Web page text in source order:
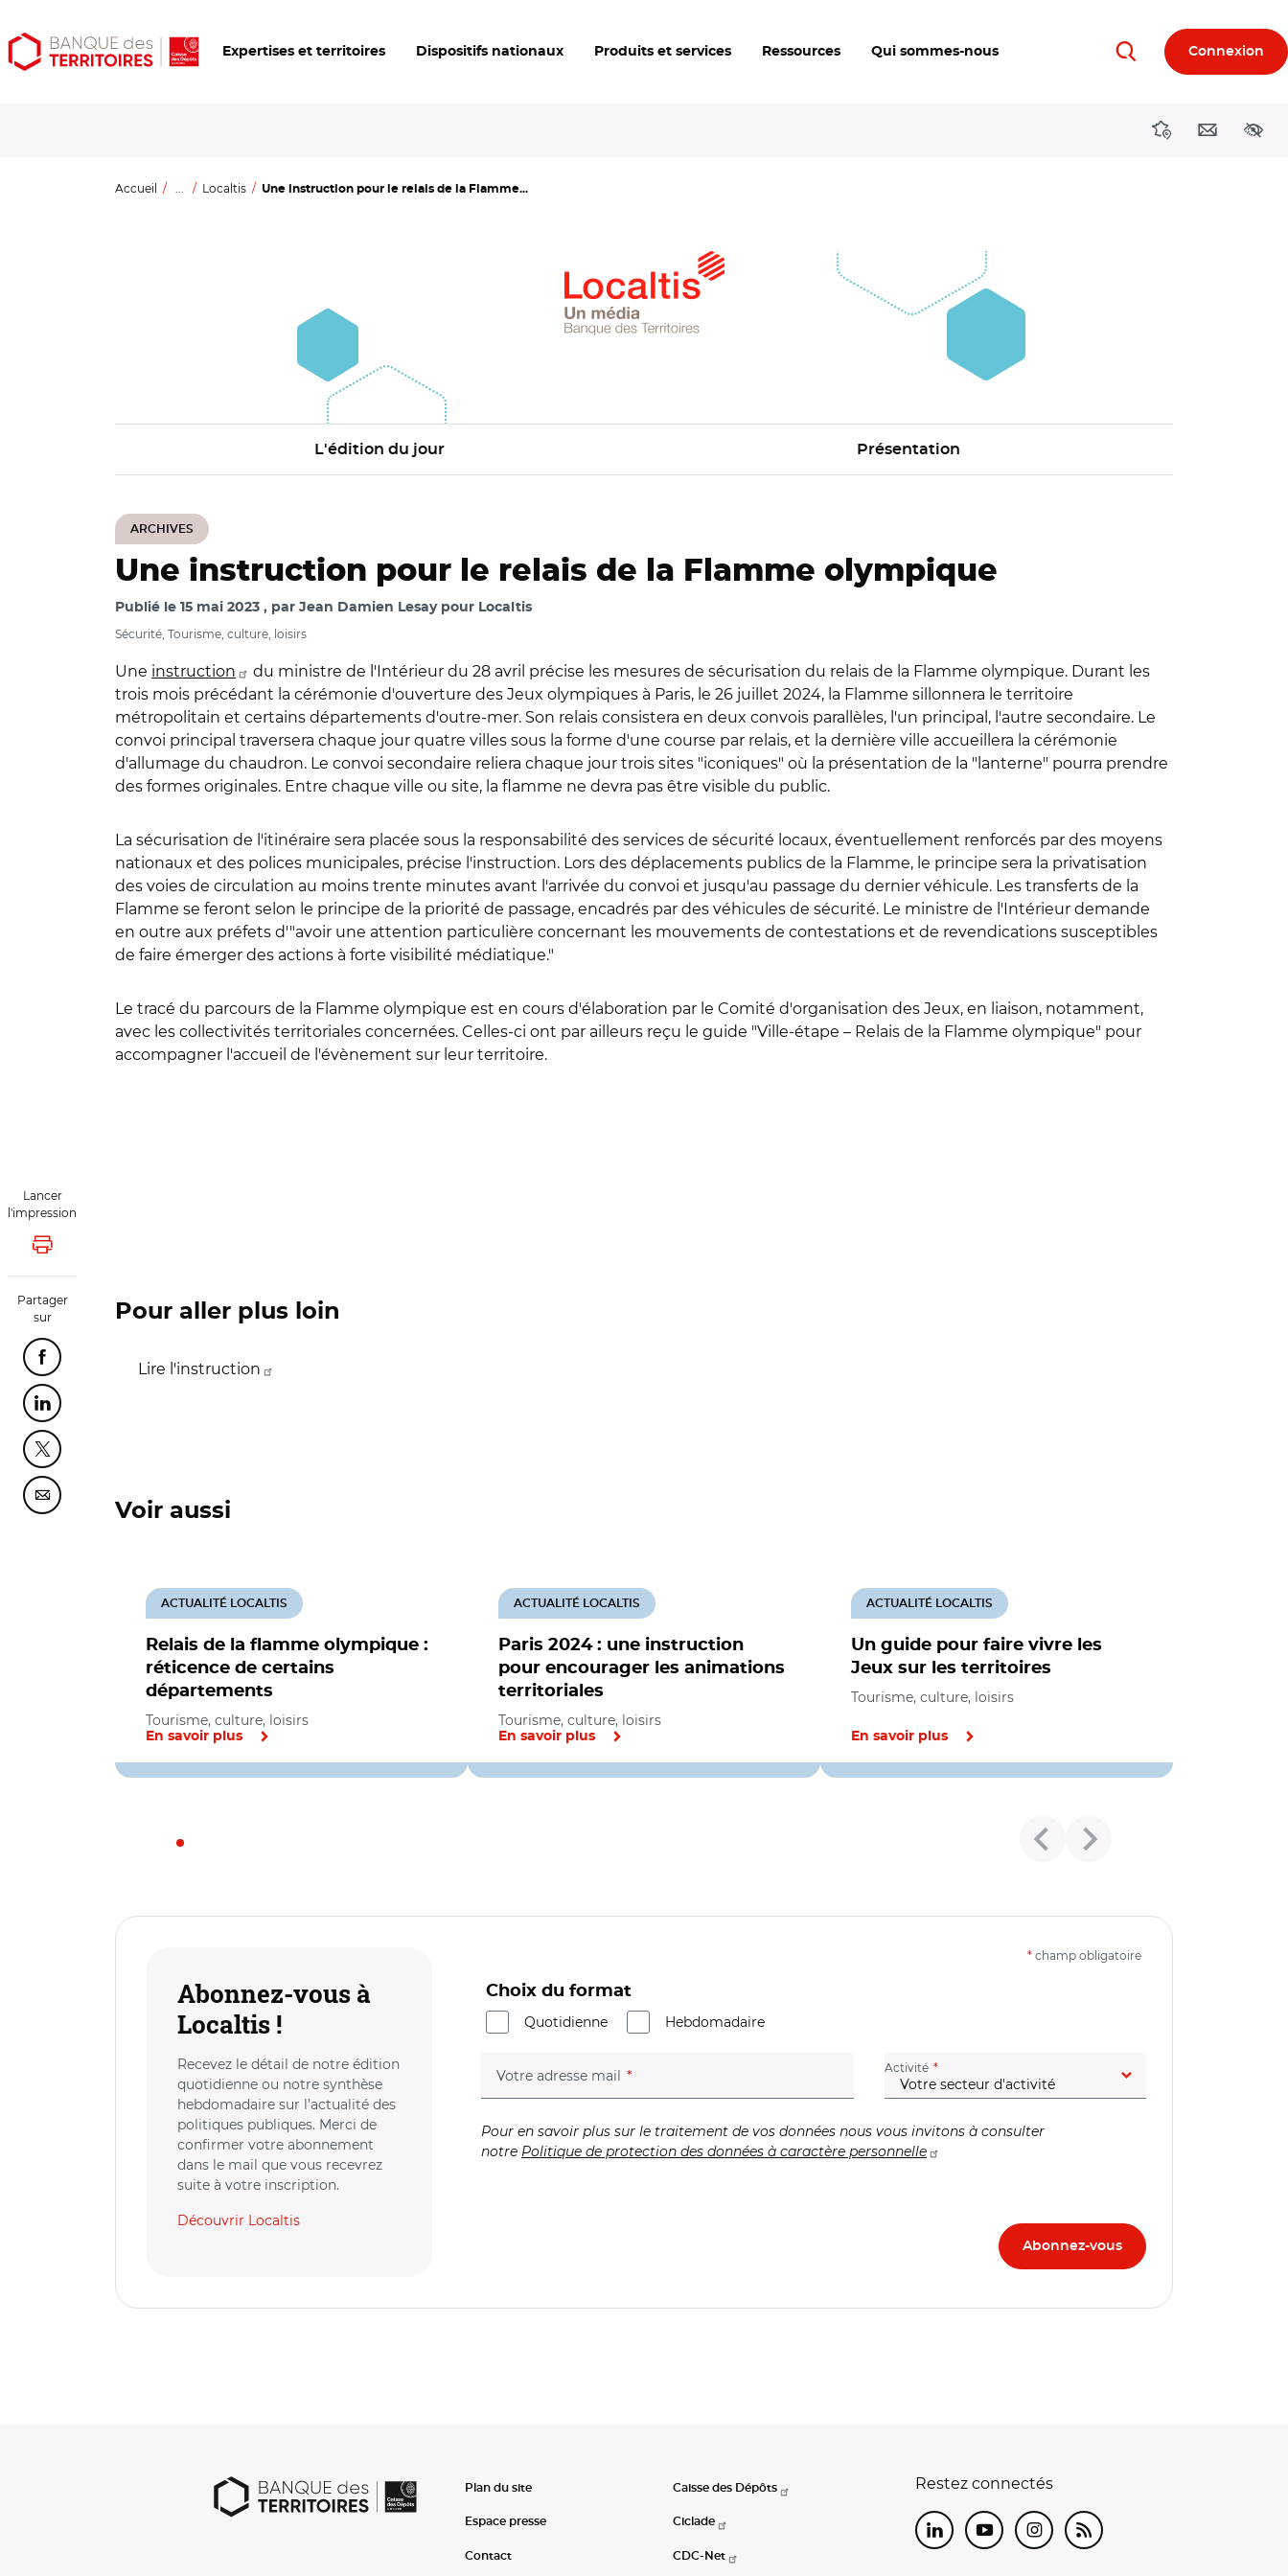
Aller
au
Aller
au
Ouvrir
les
Expertises et territoires Dispositifs nationaux Produits et services Ressources Qui sommes-nous RechercherConnexion
DirectionsContact
Accueil ... Localtis Une instruction pour le relais de la Flamme...
L'édition du jour Présentation
ARCHIVES
Lancer
l'impression
Lancer l'impression
Partager
sur
Partager cette page sur Facebook
Partager cette page sur Linkedin
Partager cette page sur Twitter
Partager cette page sur Courriel
Une instruction pour le relais de la Flamme olympique
Publié le 15 mai 2023 par Jean Damien Lesay pour Localtis
Sécurité, Tourisme, culture, loisirs
Une instruction
du ministre de l'Intérieur du 28 avril précise les mesures de sécurisation du relais de la Flamme olympique. Durant les
trois mois précédant la cérémonie d'ouverture des Jeux olympiques à Paris, le 26 juillet 2024, la Flamme sillonnera le territoire
métropolitain et certains départements d'outre-mer. Son relais consistera en deux convois parallèles, l'un principal, l'autre secondaire. Le
convoi principal traversera chaque jour quatre villes sous la forme d'une course par relais, et la dernière ville accueillera la cérémonie
d'allumage du chaudron. Le convoi secondaire reliera chaque jour trois sites "iconiques" où la présentation de la "lanterne" pourra prendre
des formes originales. Entre chaque ville ou site, la flamme ne devra pas être visible du public.
La sécurisation de l'itinéraire sera placée sous la responsabilité des services de sécurité locaux, éventuellement renforcés par des moyens
nationaux et des polices municipales, précise l'instruction. Lors des déplacements publics de la Flamme, le principe sera la privatisation
des voies de circulation au moins trente minutes avant l'arrivée du convoi et jusqu'au passage du dernier véhicule. Les transferts de la
Flamme se feront selon le principe de la priorité de passage, encadrés par des véhicules de sécurité. Le ministre de l'Intérieur demande
en outre aux préfets d'"avoir une attention particulière concernant les mouvements de contestations et de revendications susceptibles
de faire émerger des actions à forte visibilité médiatique."
Le tracé du parcours de la Flamme olympique est en cours d'élaboration par le Comité d'organisation des Jeux, en liaison, notamment,
avec les collectivités territoriales concernées. Celles-ci ont par ailleurs reçu le guide "Ville-étape – Relais de la Flamme olympique" pour
accompagner l'accueil de l'évènement sur leur territoire.
Pour aller plus loin
Lire l'instruction
Voir aussi
Relais de la flamme olympique :
réticence de certains
départements
ACTUALITÉ LOCALTIS
Tourisme, culture, loisirs
En savoir plus
Paris 2024 : une instruction
pour encourager les animations
territoriales
ACTUALITÉ LOCALTIS
Tourisme, culture, loisirs
En savoir plus
Un guide pour faire vivre les
Jeux sur les territoires
ACTUALITÉ LOCALTIS
Tourisme, culture, loisirs
En savoir plus
Abonnez-vous à
Localtis !
Recevez le détail de notre édition
quotidienne ou notre synthèse
hebdomadaire sur l’actualité des
politiques publiques. Merci de
confirmer votre abonnement
dans le mail que vous recevrez
suite à votre inscription.
Découvrir Localtis
* champ obligatoire
Choix du format
Quotidienne
Hebdomadaire
Votre adresse mail (champ obligatoire) Activité (champ obligatoire)
Pour en savoir plus sur le traitement de vos données nous vous invitons à consulter
notre Politique de protection des données à caractère personnelle
Plan du site
Espace presse
Contact
Caisse des Dépôts
Ciclade
CDC-Net
Restez connectés
LinkedInYoutubeInstagram
RSS